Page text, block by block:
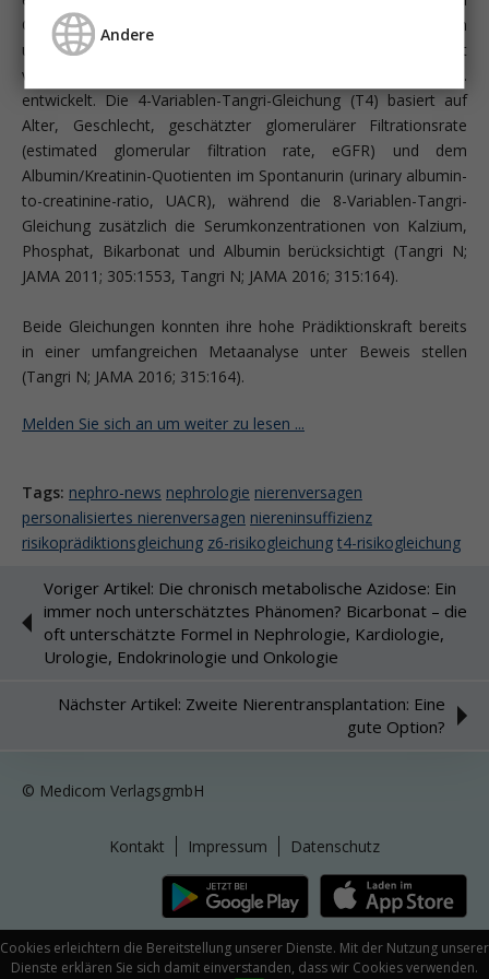
Cookies erleichtern die Bereitstellung unserer Dienste. Mit der Nutzung unserer
Dienste erklären Sie sich damit einverstanden, dass wir Cookies verwenden.
CKD Patienten/in basierend auf objektiven demographischen
und/oder Labor-basierten Patientenparametern. Die derzeit
vorhersagekräftigsten KFREs wurden von Tangri et al.
entwickelt. Die 4-Variablen-Tangri-Gleichung (T4) basiert auf
Alter, Geschlecht, geschätzter glomerulärer Filtrationsrate
(estimated glomerular filtration rate, eGFR) und dem
Albumin/Kreatinin-Quotienten im Spontanurin (urinary albumin-
to-creatinine-ratio, UACR), während die 8-Variablen-Tangri-
Gleichung zusätzlich die Serumkonzentrationen von Kalzium,
Phosphat, Bikarbonat und Albumin berücksichtigt (Tangri N;
JAMA 2011; 305:1553, Tangri N; JAMA 2016; 315:164).
Beide Gleichungen konnten ihre hohe Prädiktionskraft bereits
in einer umfangreichen Metaanalyse unter Beweis stellen
(Tangri N; JAMA 2016; 315:164).
Melden Sie sich an um weiter zu lesen ...
Tags: nephro-news nephrologie nierenversagen
personalisiertes nierenversagen niereninsuffizienz
risikoprädiktionsgleichung z6-risikogleichung t4-risikogleichung
Voriger Artikel: Die chronisch metabolische Azidose: Ein
immer noch unterschätztes Phänomen? Bicarbonat – die
oft unterschätzte Formel in Nephrologie, Kardiologie,
Urologie, Endokrinologie und Onkologie
Nächster Artikel: Zweite Nierentransplantation: Eine
gute Option?
© Medicom VerlagsgmbH
Kontakt Impressum Datenschutz
Andere